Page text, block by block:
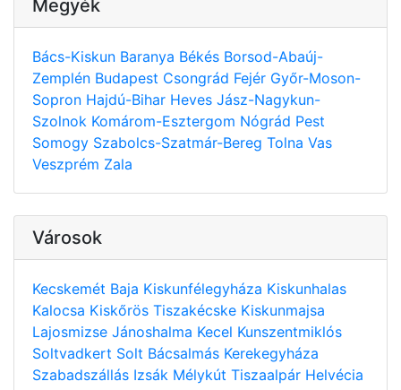
Megyék
Bács-Kiskun Baranya Békés Borsod-Abaúj-
Zemplén Budapest Csongrád Fejér Győr-Moson-
Sopron Hajdú-Bihar Heves Jász-Nagykun-
Szolnok Komárom-Esztergom Nógrád Pest
Somogy Szabolcs-Szatmár-Bereg Tolna Vas
Veszprém Zala
Városok
Kecskemét Baja Kiskunfélegyháza Kiskunhalas
Kalocsa Kiskőrös Tiszakécske Kiskunmajsa
Lajosmizse Jánoshalma Kecel Kunszentmiklós
Soltvadkert Solt Bácsalmás Kerekegyháza
Szabadszállás Izsák Mélykút Tiszaalpár Helvécia